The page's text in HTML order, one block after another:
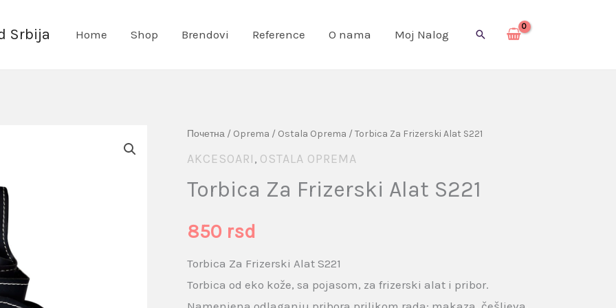
Srbija Home Shop Brendovi Reference O nama Moj Nalog Pretraga
Почетна / Oprema / Ostala Oprema / Torbica Za Frizerski Alat S221
AKCESOARI , OSTALA OPREMA
Torbica Za Frizerski Alat S221
850 rsd
Torbica Za Frizerski Alat S221
Torbica od eko kože, sa pojasom, za frizerski alat i pribor.
Torbica
Za
Alat
količina